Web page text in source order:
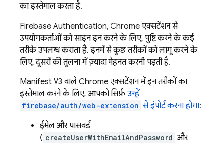
का इस्तेमाल करता है.
Firebase Authentication, Chrome एक्सटेंशन से
उपयोगकर्ताओं को साइन इन करने के लिए, पुष्टि करने के कई
तरीके उपलब्ध कराता है. इनमें से कुछ तरीकों को लागू करने के
लिए, दूसरों की तुलना में ज़्यादा मेहनत करनी पड़ती है.
Manifest V3 वाले Chrome एक्सटेंशन में इन तरीकों का
इस्तेमाल करने के लिए, आपको सिर्फ़उन्हें
firebase/auth/web-extension से इंपोर्ट करना होगा:
ईमेल और पासवर्ड
( createUserWithEmailAndPassword और